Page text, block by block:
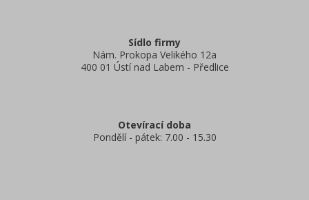
Sídlo firmy
Nám. Prokopa Velikého 12a
400 01 Ústí nad Labem - Předlice
Otevírací doba
Pondělí - pátek: 7.00 - 15.30